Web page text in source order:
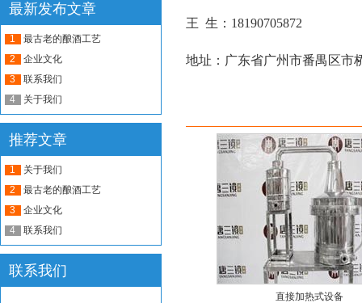
最新发布文章
1
最古老的酿酒工艺
2
企业文化
3
联系我们
4
关于我们
推荐文章
1
关于我们
2
最古老的酿酒工艺
3
企业文化
4
联系我们
联系我们
王 生：18190705872
地址：广东省广州市番禺区市
直接加热式设备